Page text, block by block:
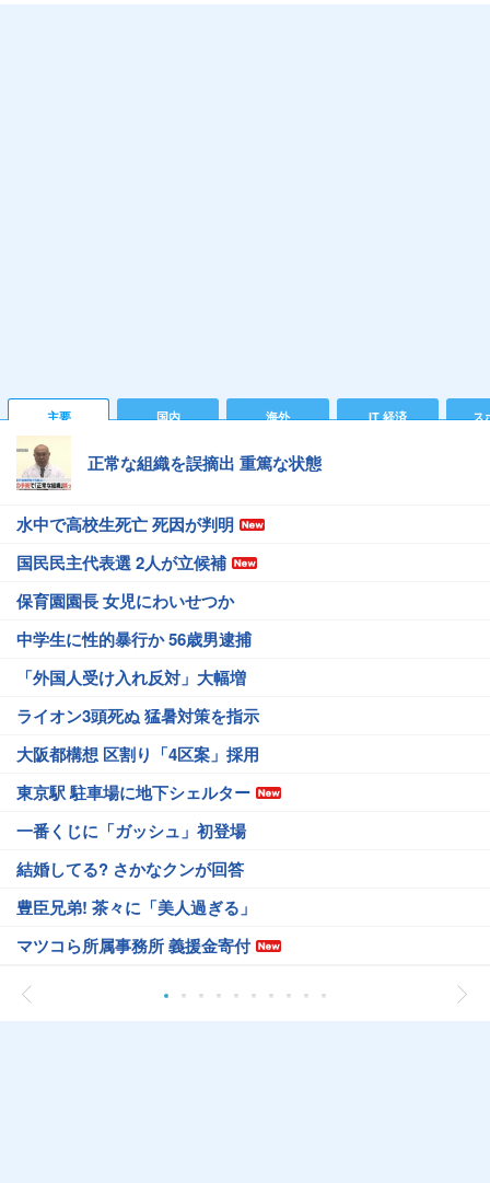
主要 国内 海外 IT 経済 ス
正常な組織を誤摘出 重篤な状態
水中で高校生死亡 死因が判明
国民民主代表選 2人が立候補
保育園園長 女児にわいせつか
中学生に性的暴行か 56歳男逮捕
「外国人受け入れ反対」大幅増
ライオン3頭死ぬ 猛暑対策を指示
大阪都構想 区割り「4区案」採用
東京駅 駐車場に地下シェルター
一番くじに「ガッシュ」初登場
結婚してる? さかなクンが回答
豊臣兄弟! 茶々に「美人過ぎる」
マツコら所属事務所 義援金寄付